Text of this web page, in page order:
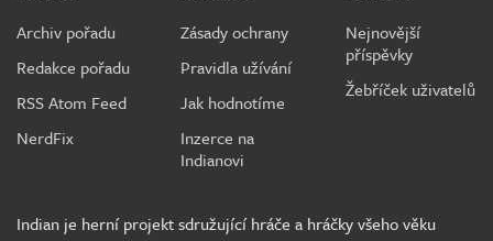
Archiv pořadu
Redakce pořadu
RSS Atom Feed
NerdFix
Zásady ochrany
Pravidla užívání
Jak hodnotíme
Inzerce na
Indianovi
Nejnovější
příspěvky
Žebříček uživatelů
Indian je herní projekt sdružující hráče a hráčky všeho věku